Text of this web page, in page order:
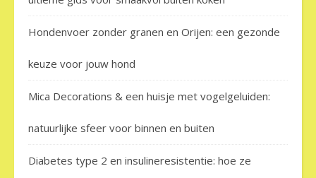
Hondenvoer zonder granen en Orijen: een gezonde
keuze voor jouw hond
Mica Decorations & een huisje met vogelgeluiden:
natuurlijke sfeer voor binnen en buiten
Diabetes type 2 en insulineresistentie: hoe ze